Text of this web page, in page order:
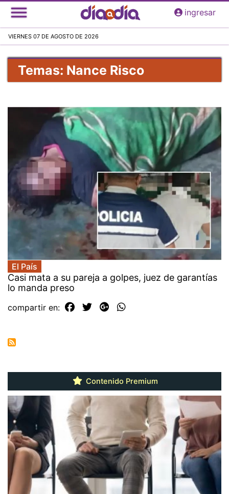
Pasar
al
principal
ingresar
VIERNES 07 DE AGOSTO DE 2026
Temas: Nance Risco
El País
Casi mata a su pareja a golpes, juez de garantías
lo manda preso
compartir en:
Contenido Premium